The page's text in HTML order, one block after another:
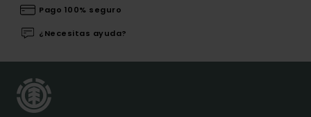
Pago 100% seguro
¿Necesitas ayuda?